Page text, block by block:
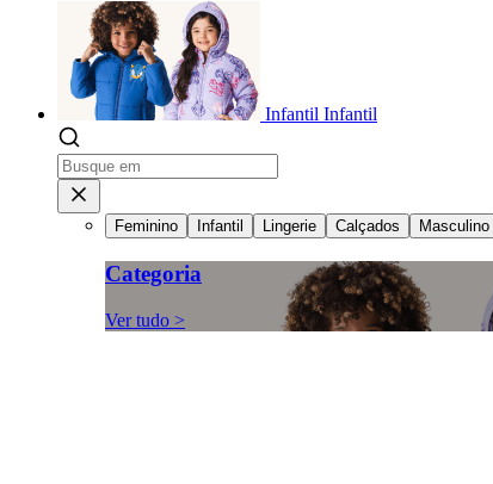
Infantil Infantil
Feminino Infantil Lingerie Calçados Masculino
Categoria
Ver tudo >